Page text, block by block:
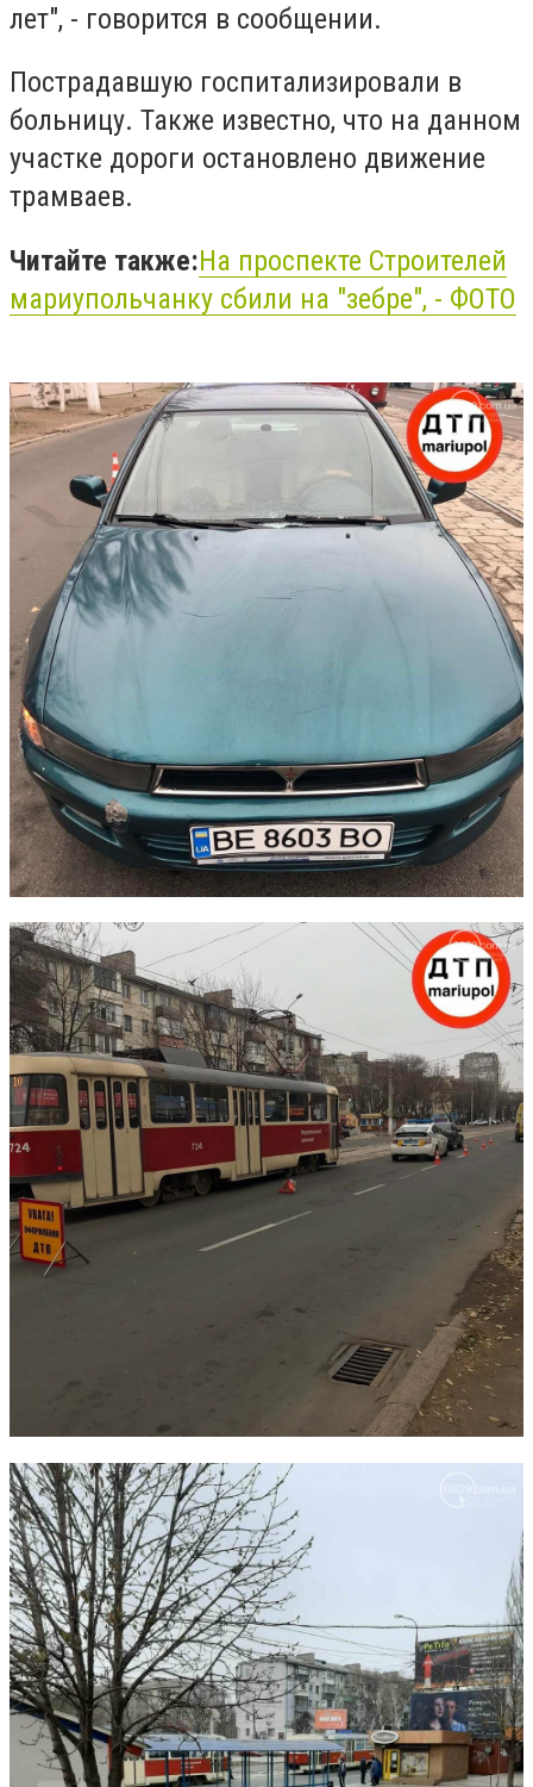
лет", - говорится в сообщении.
Пострадавшую госпитализировали в
больницу. Также известно, что на данном
участке дороги остановлено движение
трамваев.
Читайте также:На проспекте Строителей
мариупольчанку сбили на "зебре", - ФОТО